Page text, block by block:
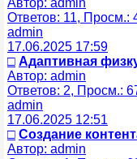
Автор: admin
Ответов: 11, Просм.:
admin
17.06.2025 17:59
□ Адаптивная
Автор: admin
Ответов: 2, Просм.:
admin
17.06.2025 12:51
□ Создание
Автор: admin